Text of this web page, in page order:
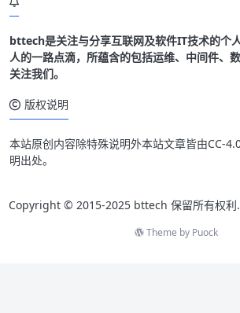
bttech是关注与分享互联网及软件IT技术的个
人的一路点滴，所蕴含的包括运维、中间件、
关注我们。
版权说明
本站原创内容除特殊说明外本站文章皆由CC-
明出处。
Copyright © 2015-2025 bttech 保留所有权利.
Theme by Puock